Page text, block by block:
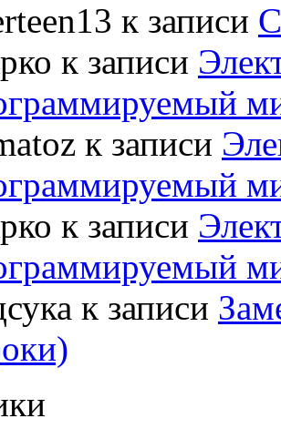
к записи
к записи
к записи
к записи
к записи